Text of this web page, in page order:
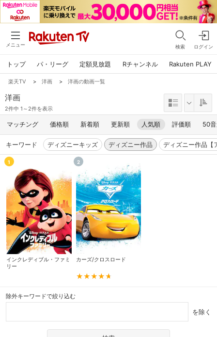
メニュー 検索 ログイン
トップ パ・リーグ 定額見放題 Rチャンネル Rakuten PLAY
楽天TV > 洋画 > 洋画の動画一覧
洋画
2件中 1～2件を表示
マッチング 価格順 新着順 更新順 人気順 評価順 50
キーワード ディズニーキッズ ディズニー作品 ディズニー作品【
1
インクレディブル・ファミ
リー
2
カーズ/クロスロード
除外キーワードで絞り込む
を除く